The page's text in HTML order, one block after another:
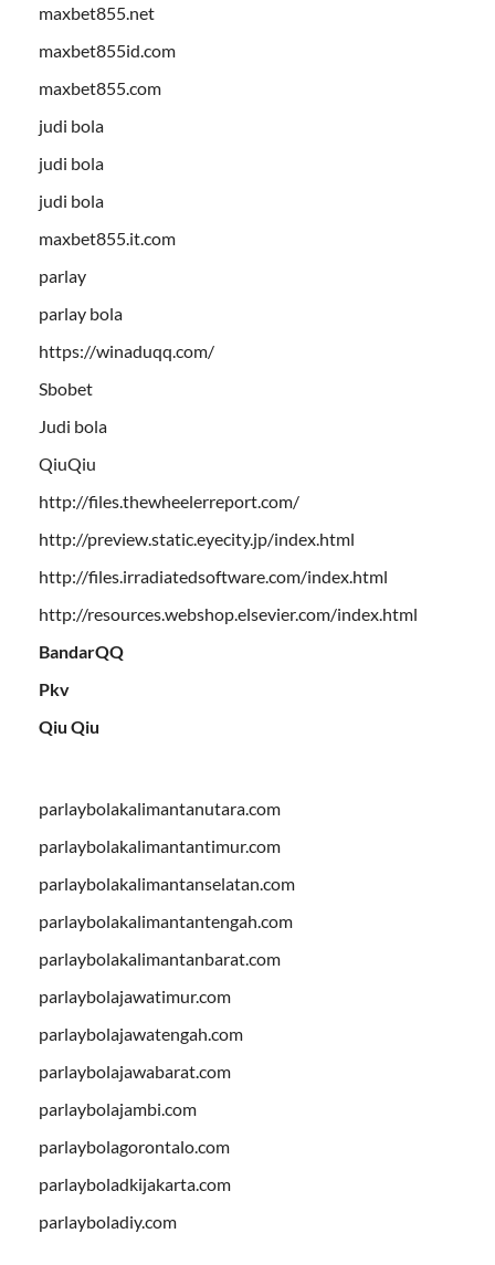
maxbet855.net
maxbet855id.com
maxbet855.com
judi bola
judi bola
judi bola
maxbet855.it.com
parlay
parlay bola
https://winaduqq.com/
Sbobet
Judi bola
QiuQiu
http://files.thewheelerreport.com/
http://preview.static.eyecity.jp/index.html
http://files.irradiatedsoftware.com/index.html
http://resources.webshop.elsevier.com/index.html
BandarQQ
Pkv
Qiu Qiu
parlaybolakalimantanutara.com
parlaybolakalimantantimur.com
parlaybolakalimantanselatan.com
parlaybolakalimantantengah.com
parlaybolakalimantanbarat.com
parlaybolajawatimur.com
parlaybolajawatengah.com
parlaybolajawabarat.com
parlaybolajambi.com
parlaybolagorontalo.com
parlayboladkijakarta.com
parlayboladiy.com